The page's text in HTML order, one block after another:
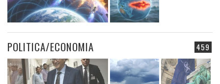
459
POLITICA/ECONOMIA